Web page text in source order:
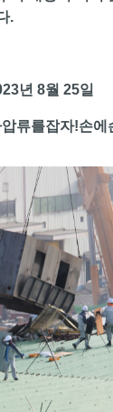
.
년 8월 25일
류를잡자!손에